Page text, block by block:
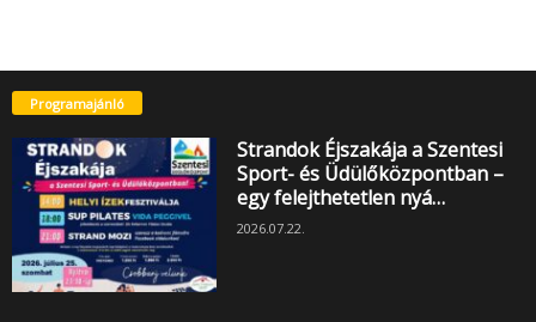
Programajánló
Strandok Éjszakája a Szentesi
Sport- és Üdülőközpontban –
egy felejthetetlen nyá…
2026.07.22.